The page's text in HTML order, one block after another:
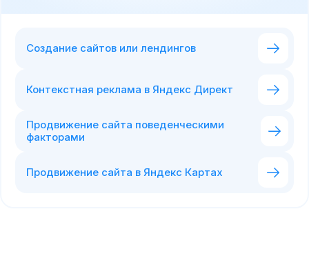
Создание сайтов или лендингов
Контекстная реклама в Яндекс Директ
Продвижение сайта поведенческими
факторами
Продвижение сайта в Яндекс Картах